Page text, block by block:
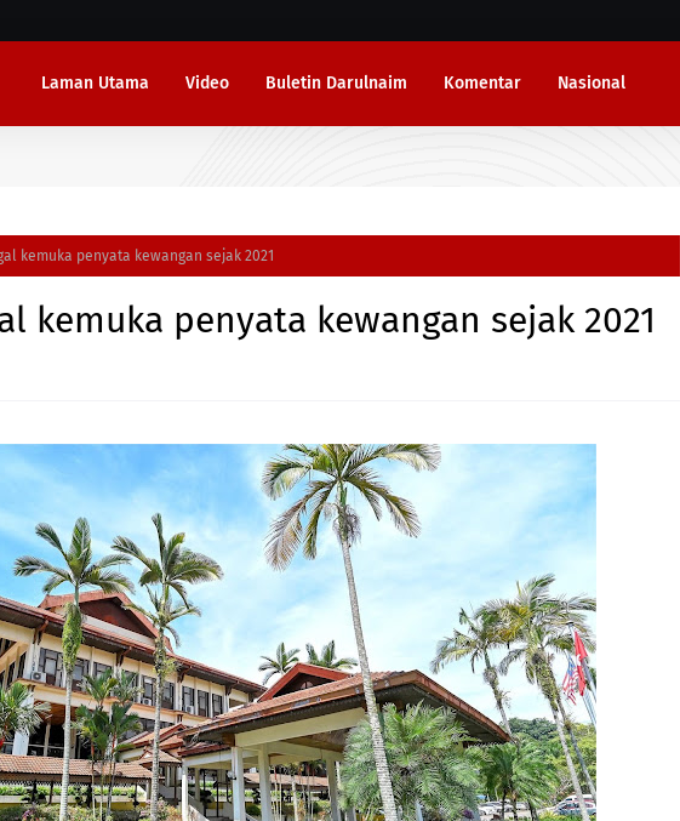
Laman Utama Video Buletin Darulnaim Komentar Nasional
kemuka penyata kewangan sejak 2021
kemuka penyata kewangan sejak 2021